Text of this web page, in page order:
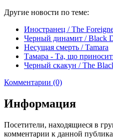
Другие новости по теме:
Иностранец / The
Черный динамит / Black
Несущая смерть / Tamara
Тамара - Та, що
Черный скакун / The
Комментарии (0)
Информация
Посетители, находящиеся в
комментарии к данной